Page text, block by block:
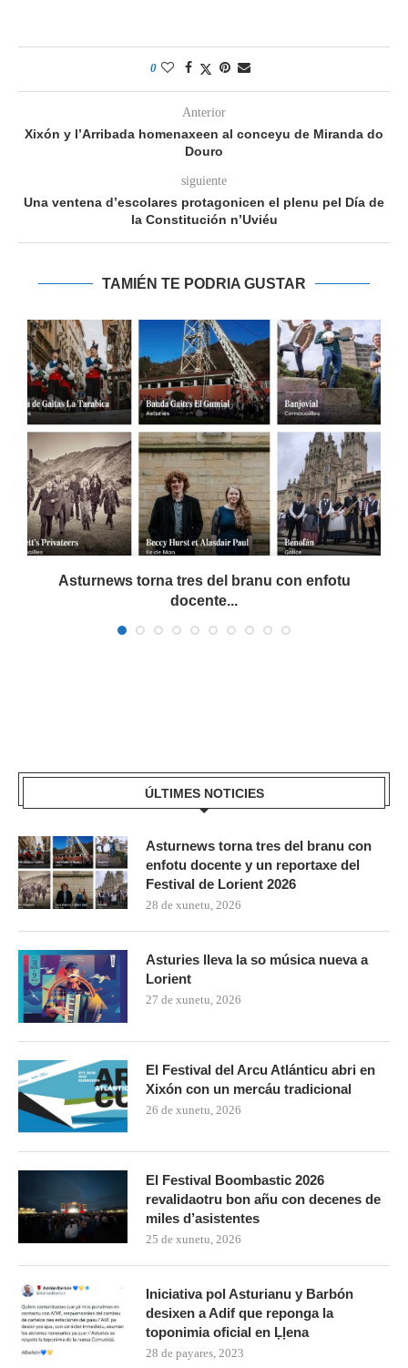
0
Anterior
Xixón y l’Arribada homenaxeen al conceyu de Miranda do
Douro
siguiente
Una ventena d’escolares protagonicen el plenu pel Día de
la Constitución n’Uviéu
TAMIÉN TE PODRIA GUSTAR
Asturnews torna tres del branu con enfotu
docente...
ÚLTIMES NOTICIES
Asturnews torna tres del branu con
enfotu docente y un reportaxe del
Festival de Lorient 2026
28 de xunetu, 2026
Asturies lleva la so música nueva a
Lorient
27 de xunetu, 2026
El Festival del Arcu Atlánticu abri en
Xixón con un mercáu tradicional
26 de xunetu, 2026
El Festival Boombastic 2026
revalidaotru bon añu con decenes de
miles d’asistentes
25 de xunetu, 2026
Iniciativa pol Asturianu y Barbón
desixen a Adif que reponga la
toponimia oficial en Ḷḷena
28 de payares, 2023